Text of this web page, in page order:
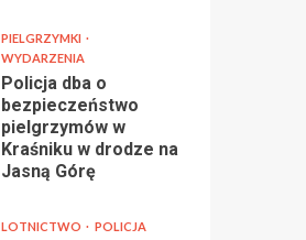
PIELGRZYMKI
WYDARZENIA
Policja dba o
bezpieczeństwo
pielgrzymów w
Kraśniku w drodze na
Jasną Górę
LOTNICTWO POLICJA